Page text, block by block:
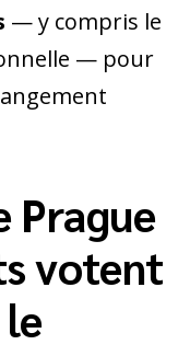
— y compris le
— pour
Prague
votent